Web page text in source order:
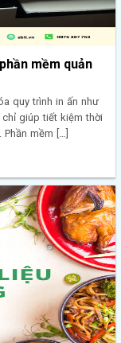
mềm quản
quy trình in ấn như
chỉ giúp tiết kiệm thời
mềm […]